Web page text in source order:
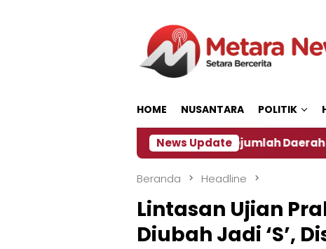
HOME NUSANTARA POLITIK
News Update
Dampak El Nino, Sejumlah Daerah di Jember
Beranda Headline
Lintasan Ujian
Diubah Jadi ‘S’,